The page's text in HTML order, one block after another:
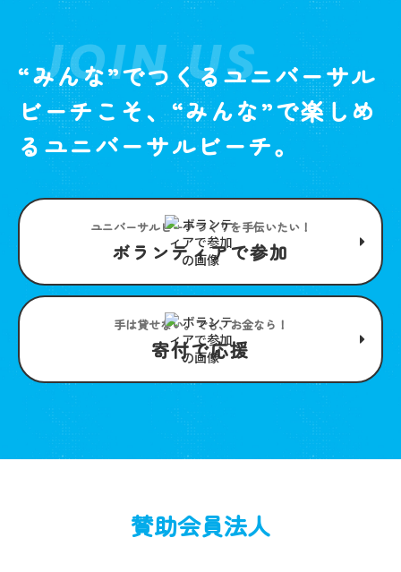
JOIN US
“みんな”でつくるユニバーサル
ビーチこそ、“みんな”で楽しめ
るユニバーサルビーチ。
ユニバーサルビーチつくりを手伝いたい！
ボランティアで参加
手は貸せない。でも、お金なら！
寄付で応援
賛助会員法人